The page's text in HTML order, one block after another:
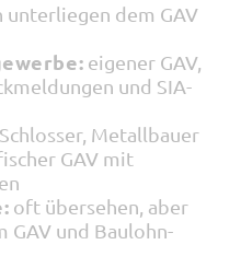
dem GAV
eigener GAV,
und SIA-
Metallbauer
GAV mit
oft übersehen, aber
GAV und Baulohn-